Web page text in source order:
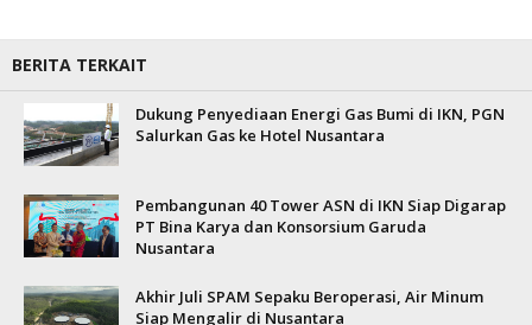
BERITA TERKAIT
Dukung Penyediaan Energi Gas Bumi di IKN, PGN
Salurkan Gas ke Hotel Nusantara
Pembangunan 40 Tower ASN di IKN Siap Digarap
PT Bina Karya dan Konsorsium Garuda
Nusantara
Akhir Juli SPAM Sepaku Beroperasi, Air Minum
Siap Mengalir di Nusantara